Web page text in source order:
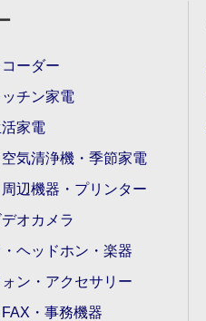
ーダー
チン家電
家電
気清浄機・季節家電
辺機器・プリンター
オカメラ
ヘッドホン・楽器
ン・アクセサリー
・事務機器